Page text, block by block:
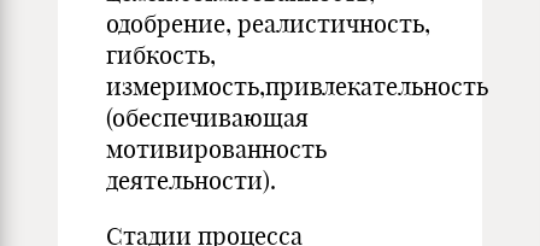
одобрение, реалистичность,
гибкость,
измеримость,привлекательность
(обеспечивающая
мотивированность
деятельности).
Стадии процесса